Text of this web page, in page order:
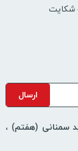
(هفتم) ،